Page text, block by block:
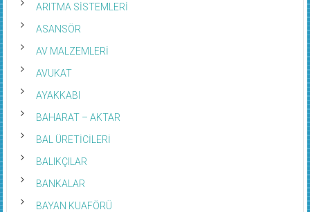
ARITMA SİSTEMLERİ
ASANSÖR
AV MALZEMLERİ
AVUKAT
AYAKKABI
BAHARAT – AKTAR
BAL ÜRETİCİLERİ
BALIKÇILAR
BANKALAR
BAYAN KUAFÖRÜ